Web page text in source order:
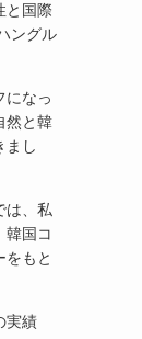
と国際
ングル
になっ
然と韓
まし
は、私
韓国コ
をもと
実績